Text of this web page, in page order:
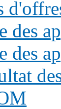
des
des